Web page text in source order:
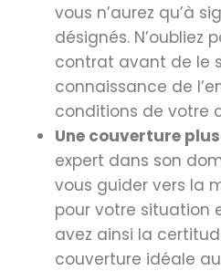
vous n’aurez qu’à
désignés. N’oubliez
contrat avant de le
connaissance de
conditions de votre
Une couverture
expert dans son
vous guider vers la
pour votre situation
avez ainsi la
couverture idéale